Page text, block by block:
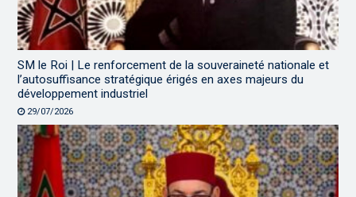
SM le Roi | Le renforcement de la souveraineté nationale et
l’autosuffisance stratégique érigés en axes majeurs du
développement industriel
29/07/2026